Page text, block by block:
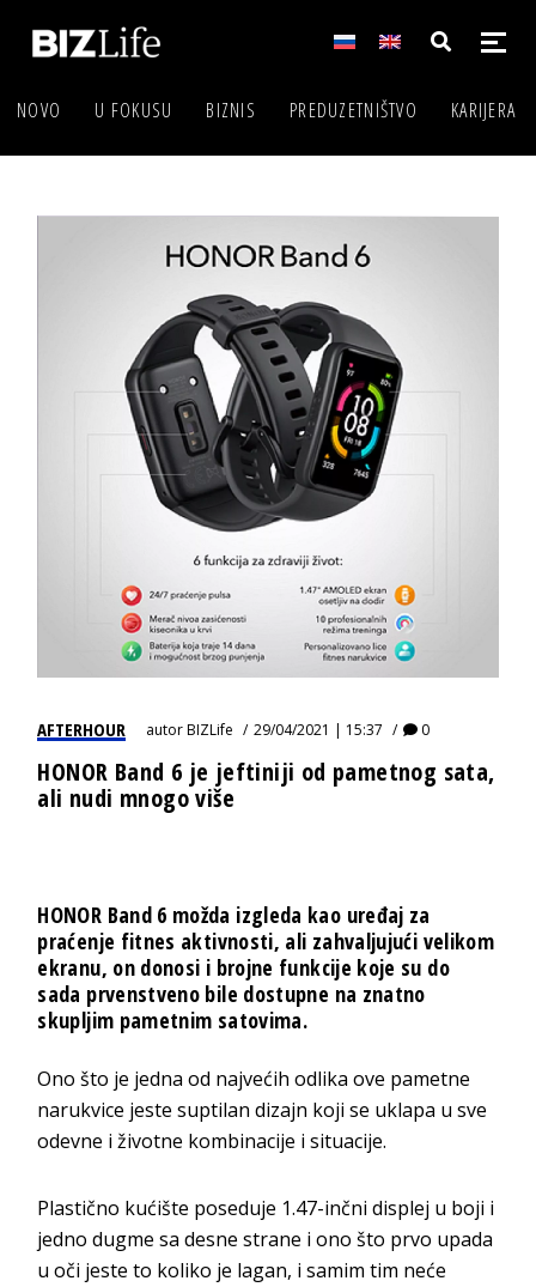
NOVO U FOKUSU BIZNIS PREDUZETNIŠTVO KARIJERA
AFTERHOUR autorBIZLife 29/04/2021 | 15:37 0
HONOR Band 6 je jeftiniji od pametnog sata,
ali nudi mnogo više
HONOR Band 6 možda izgleda kao uređaj za
praćenje fitnes aktivnosti, ali zahvaljujući velikom
ekranu, on donosi i brojne funkcije koje su do
sada prvenstveno bile dostupne na znatno
skupljim pametnim satovima.
Ono što je jedna od najvećih odlika ove pametne
narukvice jeste suptilan dizajn koji se uklapa u sve
odevne i životne kombinacije i situacije.
Plastično kućište poseduje 1.47-inčni displej u boji i
jedno dugme sa desne strane i ono što prvo upada
u oči jeste to koliko je lagan, i samim tim neće